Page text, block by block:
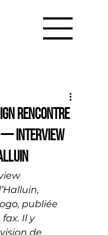
rencontre
— Interview
publiée
Il y
de